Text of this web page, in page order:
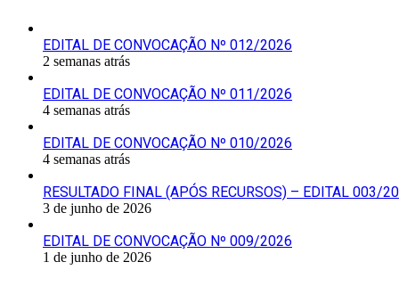
EDITAL DE CONVOCAÇÃO Nº 012/2026
2 semanas atrás
EDITAL DE CONVOCAÇÃO Nº 011/2026
4 semanas atrás
EDITAL DE CONVOCAÇÃO Nº 010/2026
4 semanas atrás
RESULTADO FINAL (APÓS RECURSOS) – EDITAL 003/
3 de junho de 2026
EDITAL DE CONVOCAÇÃO Nº 009/2026
1 de junho de 2026